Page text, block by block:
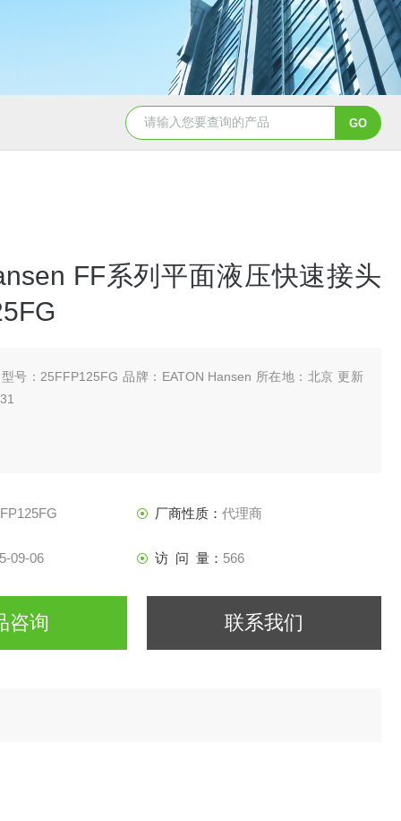
5347信德迈代理Parker 45度绝缘防水接头 5353信
FF系列平面液压快速接头
号：25FFP125FG 品牌：EATON Hansen 所在地：北京 更新
厂商性质： 代理商
09-06 访 问 量： 566
咨询 联系我们